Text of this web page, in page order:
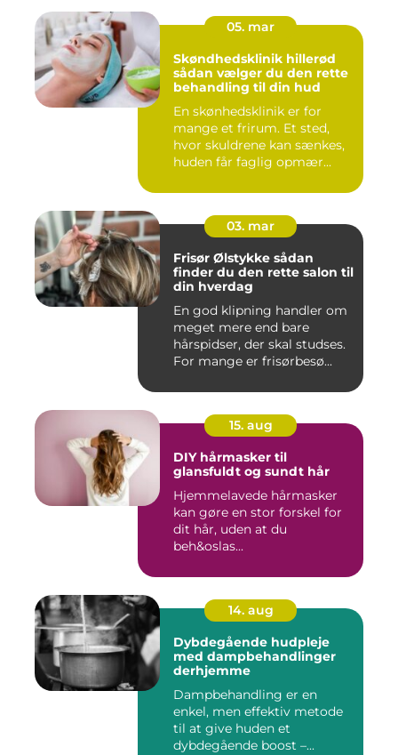
05. mar
Skøndhedsklinik hillerød
sådan vælger du den rette
behandling til din hud
En skønhedsklinik er for
mange et frirum. Et sted,
hvor skuldrene kan sænkes,
huden får faglig opmær...
03. mar
Frisør Ølstykke sådan
finder du den rette salon til
din hverdag
En god klipning handler om
meget mere end bare
hårspidser, der skal studses.
For mange er frisørbesø...
15. aug
DIY hårmasker til
glansfuldt og sundt hår
Hjemmelavede hårmasker
kan gøre en stor forskel for
dit hår, uden at du
beh&oslas...
14. aug
Dybdegående hudpleje
med dampbehandlinger
derhjemme
Dampbehandling er en
enkel, men effektiv metode
til at give huden et
dybdegående boost –...